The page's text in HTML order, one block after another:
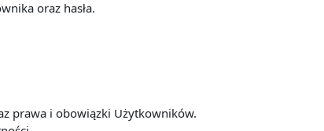
oraz hasła.
prawa i obowiązki Użytkowników.